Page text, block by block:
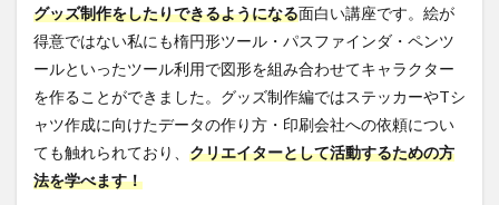
グッズ制作をしたりできるようになる面白い講座です。絵が
得意ではない私にも楕円形ツール・パスファインダ・ペンツ
ールといったツール利用で図形を組み合わせてキャラクター
を作ることができました。グッズ制作編ではステッカーやTシ
ャツ作成に向けたデータの作り方・印刷会社への依頼につい
ても触れられており、 クリエイターとして活動するための方
法を学べます！